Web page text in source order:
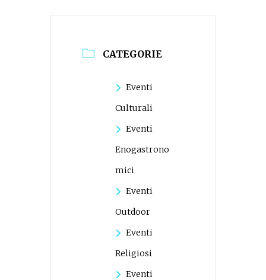
CATEGORIE
Eventi
Culturali
Eventi
Enogastrono
mici
Eventi
Outdoor
Eventi
Religiosi
Eventi